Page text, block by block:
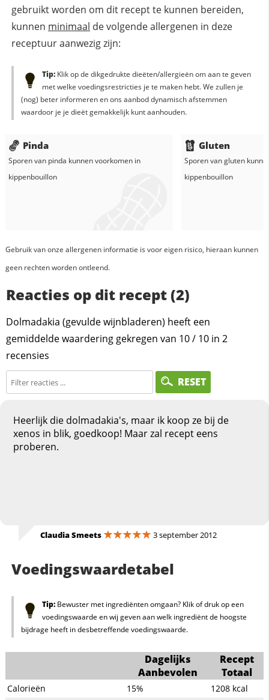
gebruikt worden om dit recept te kunnen bereiden,
kunnen minimaal de volgende allergenen in deze
receptuur aanwezig zijn:
Tip:Klik op de dikgedrukte dieëten/allergieën om aan te geven
met welke voedingsrestricties je te maken hebt. We zullen je
(nog) beter informeren en ons aanbod dynamisch afstemmen
waardoor je je dieët gemakkelijk kunt aanhouden.
Pinda
Sporen van pinda kunnen voorkomen in
kippenbouillon
Gluten
Sporen van gluten
kippenbouillon
Gebruik van onze allergenen informatie is voor eigen risico, hieraan kunnen
geen rechten worden ontleend.
Reacties op dit recept (2)
Dolmadakia (gevulde wijnbladeren) heeft een
gemiddelde waardering gekregen van 10/ 10 in 2
recensies
RESET
Heerlijk die dolmadakia's, maar ik koop ze bij de
xenos in blik, goedkoop! Maar zal recept eens
proberen.
Claudia Smeets 3 september 2012
Voedingswaardetabel
Tip:Bewuster met ingrediënten omgaan? Klik of druk op een
voedingswaarde en wij geven aan welk ingrediënt de hoogste
bijdrage heeft in desbetreffende voedingswaarde.
Dagelijks
Aanbevolen
Recept
Totaal
Calorieën 15% 1208 kcal